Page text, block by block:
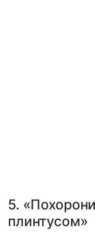
5.
плинтусом»